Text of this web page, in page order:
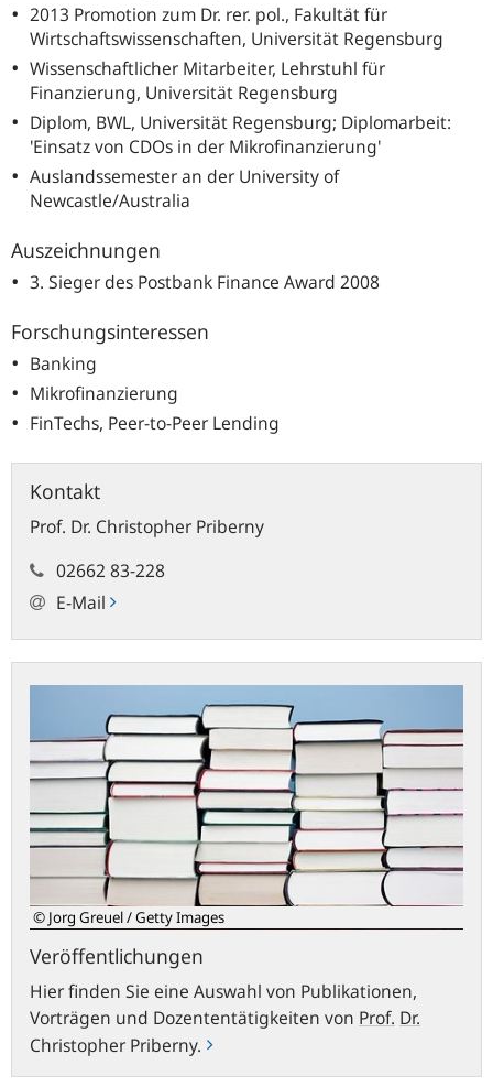
2013 Promotion zum Dr. rer. pol., Fakultät für
Wirtschaftswissenschaften, Universität Regensburg
Wissenschaftlicher Mitarbeiter, Lehrstuhl für
Finanzierung, Universität Regensburg
Diplom, BWL, Universität Regensburg; Diplomarbeit:
'Einsatz von CDOs in der Mikrofinanzierung'
Auslandssemester an der University of
Newcastle/Australia
Auszeichnungen
3. Sieger des Postbank Finance Award 2008
Forschungsinteressen
Banking
Mikrofinanzierung
FinTechs, Peer-to-Peer Lending
Kontakt
Prof. Dr. Christopher Priberny
02662 83-228
E-Mail
© Jorg Greuel / Getty Images
Veröffentlichungen
Hier finden Sie eine Auswahl von Publikationen,
Vorträgen und Dozententätigkeiten von Prof. Dr.
Christopher Priberny.